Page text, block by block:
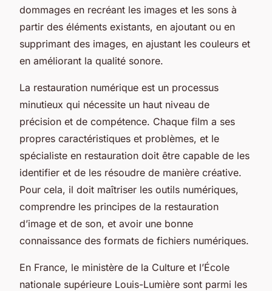
dommages en recréant les images et les sons à
partir des éléments existants, en ajoutant ou en
supprimant des images, en ajustant les couleurs et
en améliorant la qualité sonore.
La restauration numérique est un processus
minutieux qui nécessite un haut niveau de
précision et de compétence. Chaque film a ses
propres caractéristiques et problèmes, et le
spécialiste en restauration doit être capable de les
identifier et de les résoudre de manière créative.
Pour cela, il doit maîtriser les outils numériques,
comprendre les principes de la restauration
d’image et de son, et avoir une bonne
connaissance des formats de fichiers numériques.
En France, le ministère de la Culture et l’École
nationale supérieure Louis-Lumière sont parmi les